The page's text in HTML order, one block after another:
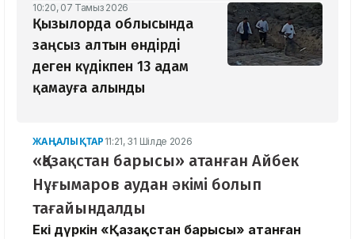
10:20, 07 Тамыз 2026
Қызылорда облысында
заңсыз алтын өндірді
деген күдікпен 13 адам
қамауға алынды
ЖАҢАЛЫҚТАР 11:21, 31 Шілде 2026
«Қазақстан барысы» атанған Айбек
Нұғымаров аудан әкімі болып
тағайындалды
Екі дүркін «Қазақстан барысы» атанған